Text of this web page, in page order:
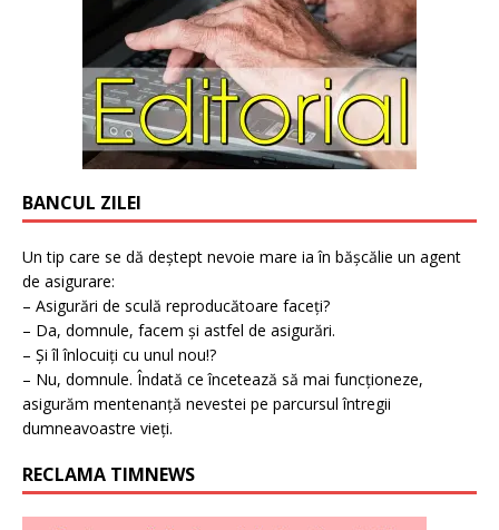
BANCUL ZILEI
Un tip care se dă deștept nevoie mare ia în bășcălie un agent
de asigurare:
– Asigurări de sculă reproducătoare faceți?
– Da, domnule, facem și astfel de asigurări.
– Și îl înlocuiți cu unul nou!?
– Nu, domnule. Îndată ce încetează să mai funcționeze,
asigurăm mentenanță nevestei pe parcursul întregii
dumneavoastre vieți.
RECLAMA TIMNEWS